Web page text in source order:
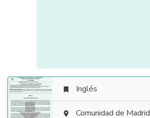
 Inglés
 Comunidad de Madrid